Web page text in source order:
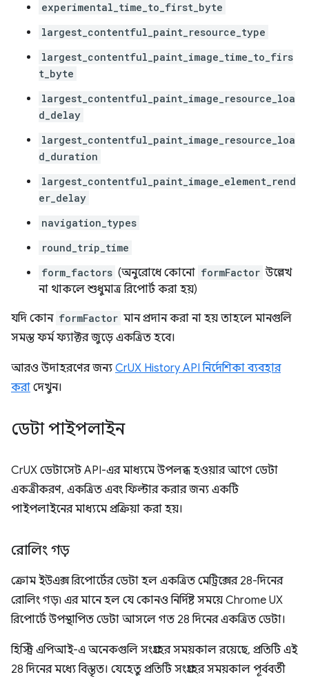
experimental_time_to_first_byte
largest_contentful_paint_resource_type
largest_contentful_paint_image_time_to_firs
t_byte
largest_contentful_paint_image_resource_loa
d_delay
largest_contentful_paint_image_resource_loa
d_duration
largest_contentful_paint_image_element_rend
er_delay
navigation_types
round_trip_time
form_factors (অনুরোধে কোনো formFactor উল্লেখ
না থাকলে শুধুমাত্র রিপোর্ট করা হয়)
যদি কোন formFactor মান প্রদান করা না হয় তাহলে মানগুলি
সমস্ত ফর্ম ফ্যাক্টর জুড়ে একত্রিত হবে।
আরও উদাহরণের জন্য CrUX History API নির্দেশিকা ব্যবহার
করা দেখুন।
ডেটা পাইপলাইন
CrUX ডেটাসেট API-এর মাধ্যমে উপলব্ধ হওয়ার আগে ডেটা
একত্রীকরণ, একত্রিত এবং ফিল্টার করার জন্য একটি
পাইপলাইনের মাধ্যমে প্রক্রিয়া করা হয়।
রোলিং গড়
ক্রোম ইউএক্স রিপোর্টের ডেটা হল একত্রিত মেট্রিক্সের 28-দিনের
রোলিং গড়৷ এর মানে হল যে কোনও নির্দিষ্ট সময়ে Chrome UX
রিপোর্টে উপস্থাপিত ডেটা আসলে গত 28 দিনের একত্রিত ডেটা।
হিস্ট্রি এপিআই-এ অনেকগুলি সংগ্রহের সময়কাল রয়েছে, প্রতিটি এই
28 দিনের মধ্যে বিস্তৃত। যেহেতু প্রতিটি সংগ্রহের সময়কাল পূর্ববর্তী